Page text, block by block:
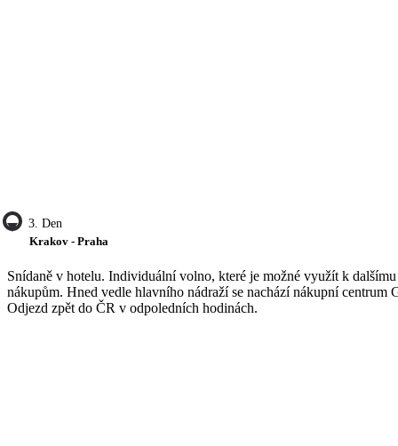
3. Den
Krakov - Praha
Snídaně v hotelu. Individuální volno, které je možné využít k dalšímu
nákupům. Hned vedle hlavního nádraží se nachází nákupní centrum
Odjezd zpět do ČR v odpoledních hodinách.